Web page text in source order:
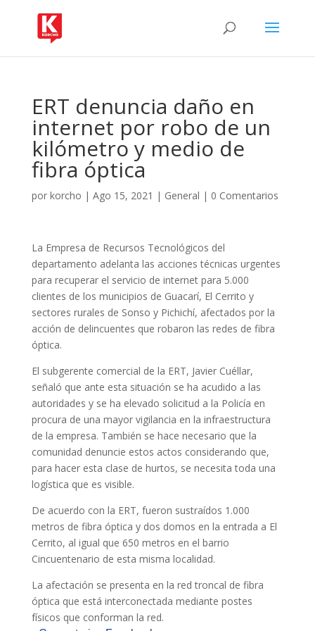
ERT denuncia daño en
internet por robo de un
kilómetro y medio de
fibra óptica
por korcho | Ago 15, 2021 | General | 0 Comentarios
La Empresa de Recursos Tecnológicos del
departamento adelanta las acciones técnicas urgentes
para recuperar el servicio de internet para 5.000
clientes de los municipios de Guacarí, El Cerrito y
sectores rurales de Sonso y Pichichí, afectados por la
acción de delincuentes que robaron las redes de fibra
óptica.
El subgerente comercial de la ERT, Javier Cuéllar,
señaló que ante esta situación se ha acudido a las
autoridades y se ha elevado solicitud a la Policía en
procura de una mayor vigilancia en la infraestructura
de la empresa. También se hace necesario que la
comunidad denuncie estos actos considerando que,
para hacer esta clase de hurtos, se necesita toda una
logística que es visible.
De acuerdo con la ERT, fueron sustraídos 1.000
metros de fibra óptica y dos domos en la entrada a El
Cerrito, al igual que 650 metros en el barrio
Cincuentenario de esta misma localidad.
La afectación se presenta en la red troncal de fibra
óptica que está interconectada mediante postes
físicos que conforman la red.